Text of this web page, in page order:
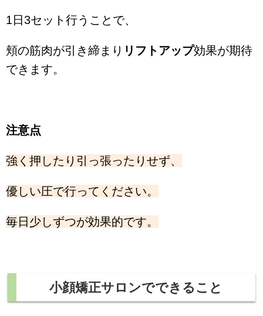
1日3セット行うことで、
頬の筋肉が引き締まり リフトアップ効果が期待
できます。
注意点
強く押したり引っ張ったりせず、
優しい圧で行ってください。
毎日少しずつが効果的です。
小顔矯正サロンでできること